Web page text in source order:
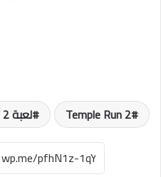
Temple Run 2 لعبة Temple Run 2 للاندرويد